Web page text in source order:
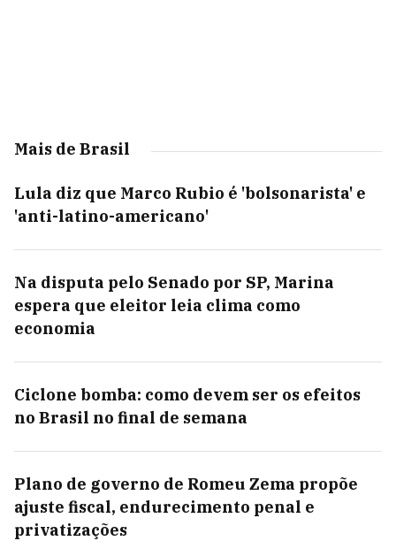
Mais de Brasil
Lula diz que Marco Rubio é 'bolsonarista' e
'anti-latino-americano'
Na disputa pelo Senado por SP, Marina
espera que eleitor leia clima como
economia
Ciclone bomba: como devem ser os efeitos
no Brasil no final de semana
Plano de governo de Romeu Zema propõe
ajuste fiscal, endurecimento penal e
privatizações